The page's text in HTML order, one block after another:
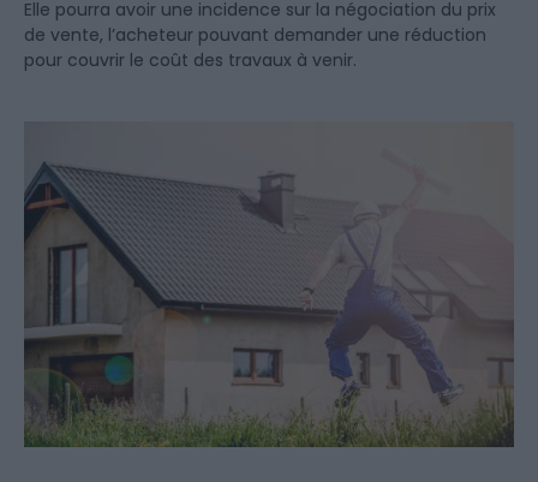
Elle pourra avoir une incidence sur la négociation du prix
de vente, l’acheteur pouvant demander une réduction
pour couvrir le coût des travaux à venir.